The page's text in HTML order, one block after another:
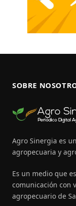
SOBRE
Agro Sinergia es
agropecuaria y
Es un medio que
comunicación con
agropecuario de